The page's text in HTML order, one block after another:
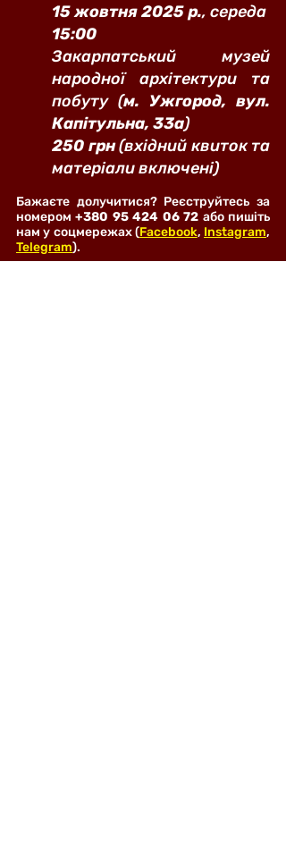
15 жовтня 2025 р., середа
15:00
Закарпатський музей
народної архітектури та
побуту (м. Ужгород, вул.
Капітульна, 33а)
250 грн (вхідний квиток та
матеріали включені)
Бажаєте долучитися? Реєструйтесь за
номером +380 95 424 06 72 або пишіть
нам у соцмережах (Facebook, Instagram
Telegram).